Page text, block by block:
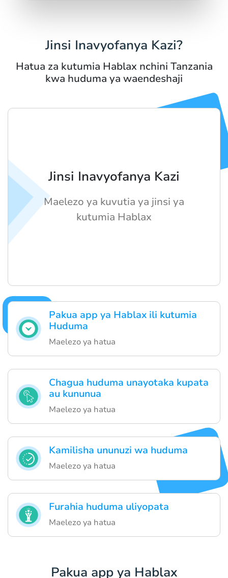
Jinsi Inavyofanya Kazi?
Hatua za kutumia Hablax nchini Tanzania
kwa huduma ya waendeshaji
Pakua app ya Hablax ili kutumia
Huduma
Maelezo ya hatua
Chagua huduma unayotaka kupata
au kununua
Maelezo ya hatua
Kamilisha ununuzi wa huduma
Maelezo ya hatua
Furahia huduma uliyopata
Maelezo ya hatua
Jinsi Inavyofanya Kazi
Maelezo ya kuvutia ya jinsi ya
kutumia Hablax
Pakua app ya Hablax